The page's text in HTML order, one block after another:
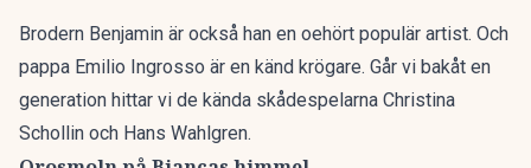
Brodern Benjamin är också han en oehört populär artist. Och
pappa Emilio Ingrosso är en känd krögare. Går vi bakåt en
generation hittar vi de kända skådespelarna Christina
Schollin och Hans Wahlgren.